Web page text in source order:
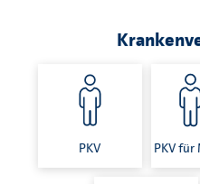
PKV PKV für